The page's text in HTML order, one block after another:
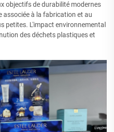
objectifs de durabilité modernes
associée à la fabrication et au
petites. L'impact environnemental
des déchets plastiques et